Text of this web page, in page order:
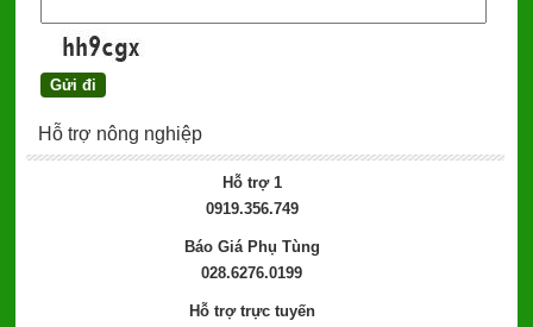
Hỗ trợ nông nghiệp
Hỗ trợ 1
0919.356.749
Báo Giá Phụ Tùng
028.6276.0199
Hỗ trợ trực tuyến